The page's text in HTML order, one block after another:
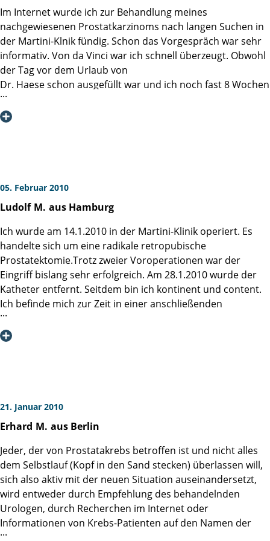
Pflegerin, lieber Pfleger, liebe Servicekraft.
Ihnen allen und denjenigen, die für diese ganz besondere
Klinik verantwortlich zeichnen, schulde ich, auch im Namen
meiner Frau, immerwährenden Dank für eine heitere
Woche in (eigentlich) nicht ganz einfacher Zeit! Nochmals:
Danke!!
Ihr Ulrich Eggert
Im Internet wurde ich zur Behandlung meines
nachgewiesenen Prostatkarzinoms nach langen Suchen in
der Martini-Klnik fündig. Schon das Vorgespräch war sehr
informativ. Von da Vinci war ich schnell überzeugt. Obwohl
der Tag vor dem Urlaub von
Dr. Haese schon ausgefüllt war und ich noch fast 8 Wochen
hätte warten müssen, hat Dr. Haese die Operation noch
möglich
es keinerlei Probleme. Die Reha und die Nachsorge nehme
ich nach wie vor ernst.
Nochmals vielen Dank an Dr. Haese und sein Team für die
vorbildliche Betreung.
Heute 6 Monate nach der OP kann ich sagen, es war richtig
mit da Vinci in der Martini-Klinik operiert zu werden und
kann es mit sehr gutem Gewissen weiter empfehlen.
Mit frdl. Grüssen Ihr dankbarer Patient K. Metzner
05. Februar 2010
Ludolf M. aus Hamburg
Ich wurde am 14.1.2010 in der Martini-Klinik operiert. Es
handelte sich um eine radikale retropubische
Prostatektomie.Trotz zweier Voroperationen war der
Eingriff bislang sehr erfolgreich. Am 28.1.2010 wurde der
Katheter entfernt. Seitdem bin ich kontinent und content.
Ich befinde mich zur Zeit in einer anschließenden
Heilbehandlung in den Hamm-Kliniken in St.Peter-Ording.
Auch hier wird die gute Arbeit der Martini-Klinik gelobt. Ich
21. Januar 2010
Erhard M. aus Berlin
Jeder, der von Prostatakrebs betroffen ist und nicht alles
dem Selbstlauf (Kopf in den Sand stecken) überlassen will,
sich also aktiv mit der neuen Situation auseinandersetzt,
wird entweder durch Empfehlung des behandelnden
Urologen, durch Recherchen im Internet oder
Informationen von Krebs-Patienten auf den Namen der
Martini-Klinik Hamburg stoßen. Mir wurde die Klinik durch